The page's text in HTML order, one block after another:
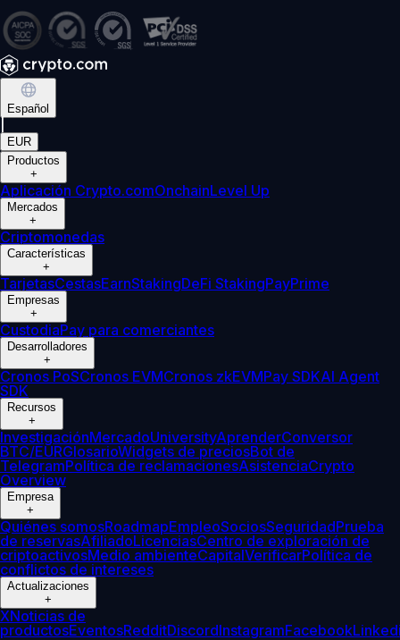
Español
EUR
Productos
+
Aplicación Crypto.comOnchainLevel Up
Mercados
+
Criptomonedas
Características
+
TarjetasCestasEarnStakingDeFi StakingPayPrime
Empresas
+
CustodiaPay para comerciantes
Desarrolladores
+
Cronos PoSCronos EVMCronos zkEVMPay SDKAI Agent
SDK
Recursos
+
InvestigaciónMercadoUniversityAprenderConversor
BTC/EURGlosarioWidgets de preciosBot de
TelegramPolítica de reclamacionesAsistenciaCrypto
Overview
Empresa
+
Quiénes somosRoadmapEmpleoSociosSeguridadPrueba
de reservasAfiliadoLicenciasCentro de exploración de
criptoactivosMedio ambienteCapitalVerificarPolítica de
conflictos de intereses
Actualizaciones
+
XNoticias de
productosEventosRedditDiscordInstagramFacebook